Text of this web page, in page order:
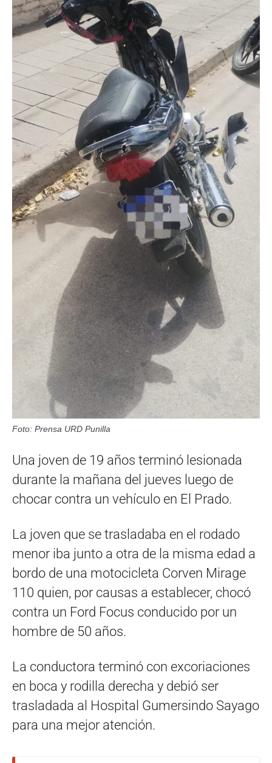
Foto: Prensa URD Punilla
Una joven de 19 años terminó lesionada
durante la mañana del jueves luego de
chocar contra un vehículo en El Prado.
La joven que se trasladaba en el rodado
menor iba junto a otra de la misma edad a
bordo de una motocicleta Corven Mirage
110 quien, por causas a establecer, chocó
contra un Ford Focus conducido por un
hombre de 50 años.
La conductora terminó con excoriaciones
en boca y rodilla derecha y debió ser
trasladada al Hospital Gumersindo Sayago
para una mejor atención.